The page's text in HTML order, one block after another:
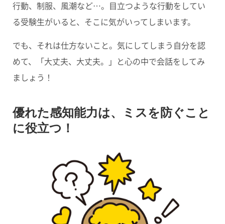
行動、制服、風潮など…。目立つような行動をしてい
る受験生がいると、そこに気がいってしまいます。
でも、それは仕方ないこと。気にしてしまう自分を認
めて、「大丈夫、大丈夫。」と心の中で会話をしてみ
ましょう！
優れた感知能力は、ミスを防ぐこと
に役立つ！